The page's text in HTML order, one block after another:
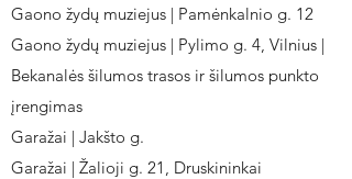
Gaono žydų muziejus | Pamėnkalnio g. 12
Gaono žydų muziejus | Pylimo g. 4, Vilnius |
Bekanalės šilumos trasos ir šilumos punkto
įrengimas
Garažai | Jakšto g.
Garažai | Žalioji g. 21, Druskininkai